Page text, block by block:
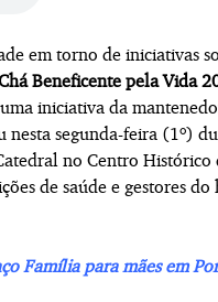
em torno de iniciativas
Beneficente pela Vida
iniciativa da
segunda-feira (1º)
no Centro
de saúde e gestores
Família para mães em